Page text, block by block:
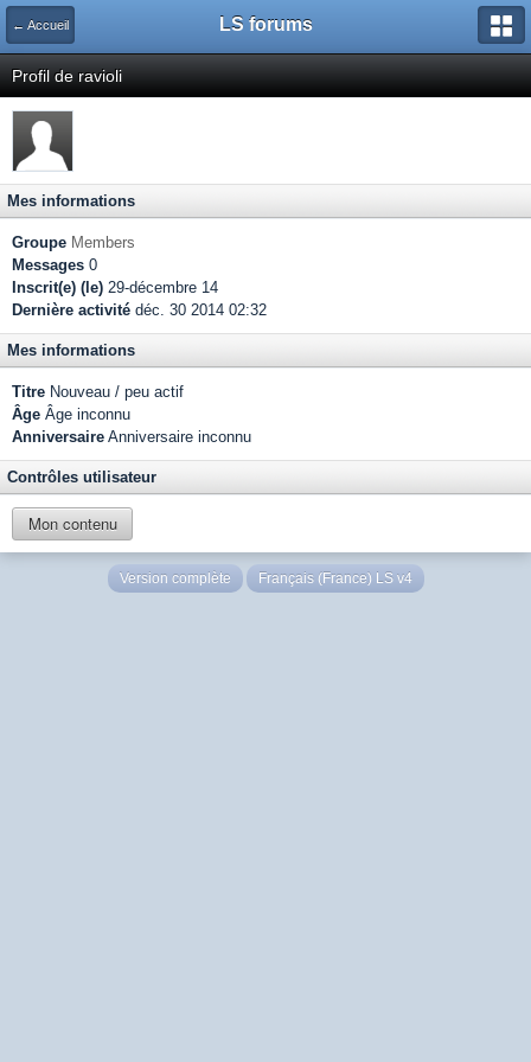
← Accueil LS forums
Profil de ravioli
Mes informations
Groupe Members
Messages 0
Inscrit(e) (le) 29-décembre 14
Dernière activité déc. 30 2014 02:32
Mes informations
Titre Nouveau / peu actif
Âge Âge inconnu
Anniversaire Anniversaire inconnu
Contrôles utilisateur
Mon contenu
Version complète Français (France) LS v4